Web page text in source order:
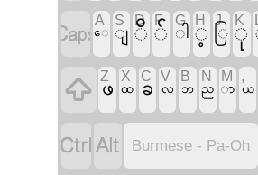
A
​ေ
S
ျ
D
ိ F
် G
ါ
H
့ J
ြ K
ု
 Z
ဖ X
ထ
C
ခ V
လ
B
ဘ
N
ည
M
ာ
,
ယ
 Burmese - Pa-Oh